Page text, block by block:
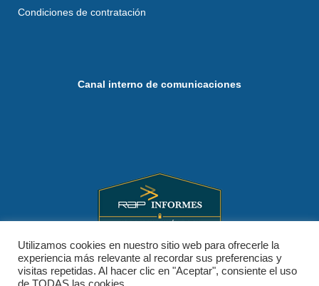
Condiciones de contratación
Canal interno de comunicaciones
Utilizamos cookies en nuestro sitio web para ofrecerle la
experiencia más relevante al recordar sus preferencias y
visitas repetidas. Al hacer clic en "Aceptar", consiente el uso